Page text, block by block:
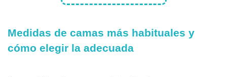
Medidas de camas más habituales y
cómo elegir la adecuada